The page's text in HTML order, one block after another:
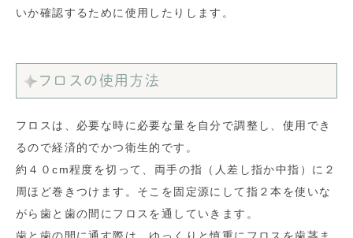
いか確認するために使用したりします。
フロスの使用方法
フロスは、必要な時に必要な量を自分で調整し、使用でき
るので経済的でかつ衛生的です。
約４０cm程度を切って、両手の指（人差し指か中指）に２
周ほど巻きつけます。そこを固定源にして指２本を使いな
がら歯と歯の間にフロスを通していきます。